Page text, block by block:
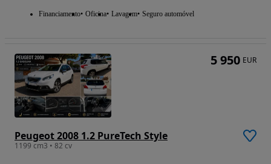
Financiamento Oficina Lavagem Seguro automóvel
Peugeot 2008 1.2 PureTech Style
1199 cm3 • 82 cv
5 950 EUR